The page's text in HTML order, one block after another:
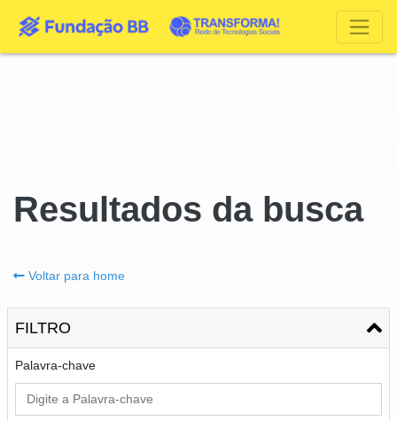
Resultados da busca
Voltar para home
FILTRO
Palavra-chave